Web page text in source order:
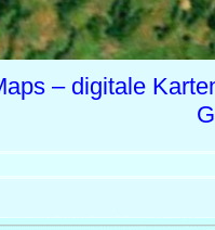
– digitale